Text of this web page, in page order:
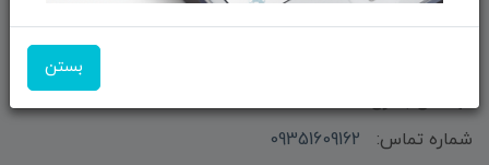
بستنبازرگانی و فروش محصولات MSI ماتریکس - جناب آقای
شماره تماس:
09351609162